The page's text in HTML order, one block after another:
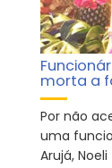
morta a
Por não
uma
Arujá, Noeli